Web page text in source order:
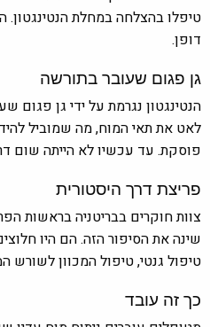
טיפלו בהצלחה במחלת הנטינגטון.
דופן.
גן פגום שעובר בתורשה
הנטינגטון נגרמת על ידי גן פגום
לאט את תאי המוח, מה שמוביל
פוסקת. עד עכשיו לא הייתה שום
פריצת דרך היסטורית
צוות חוקרים בבריטניה בראשות
שינה את הסיפור הזה. הם היו
טיפול גנטי, טיפול המכוון לשורש
כך זה עובד